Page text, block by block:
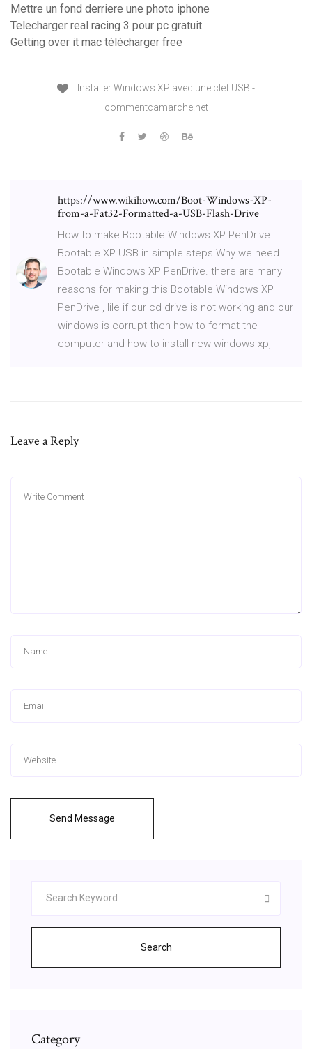
Mettre un fond derriere une photo iphone
Telecharger real racing 3 pour pc gratuit
Getting over it mac télécharger free
Installer Windows XP avec une clef USB -
commentcamarche.net
https://www.wikihow.com/Boot-Windows-XP-
from-a-Fat32-Formatted-a-USB-Flash-Drive
How to make Bootable Windows XP PenDrive
Bootable XP USB in simple steps Why we need
Bootable Windows XP PenDrive. there are many
reasons for making this Bootable Windows XP
PenDrive , lile if our cd drive is not working and our
windows is corrupt then how to format the
computer and how to install new windows xp,
Leave a Reply
Send Message
Search
Category